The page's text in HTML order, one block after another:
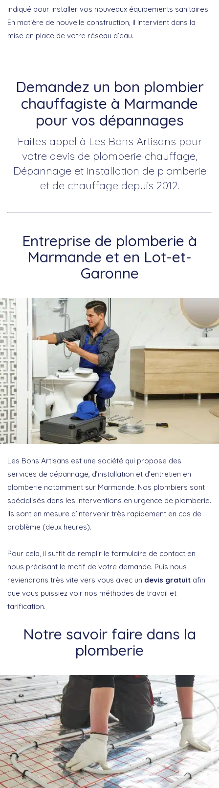
indiqué pour installer vos nouveaux équipements sanitaires.
En matière de nouvelle construction, il intervient dans la
mise en place de votre réseau d’eau.
Demandez un bon plombier
chauffagiste à Marmande
pour vos dépannages
Faites appel à Les Bons Artisans pour
votre devis de plomberie chauffage,
Dépannage et installation de plomberie
et de chauffage depuis 2012.
Entreprise de plomberie à
Marmande et en Lot-et-
Garonne
Les Bons Artisans est une société qui propose des
services de dépannage, d’installation et d’entretien en
plomberie notamment sur Marmande. Nos plombiers sont
spécialisés dans les interventions en urgence de plomberie.
Ils sont en mesure d’intervenir très rapidement en cas de
problème (deux heures).
Pour cela, il suffit de remplir le formulaire de contact en
nous précisant le motif de votre demande. Puis nous
reviendrons très vite vers vous avec un devis gratuit afin
que vous puissiez voir nos méthodes de travail et
tarification.
Notre savoir faire dans la
plomberie